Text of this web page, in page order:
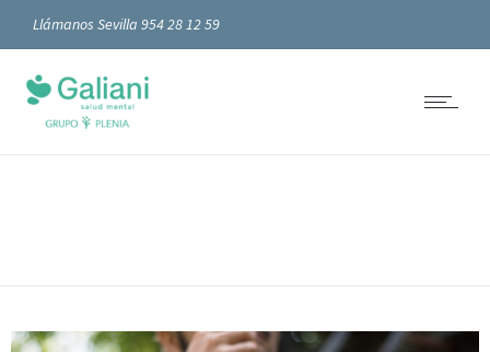
Llámanos Sevilla 954 28 12 59